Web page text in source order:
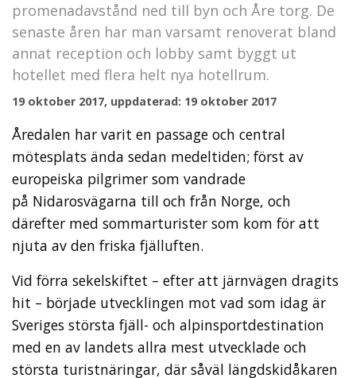
promenadavstånd ned till byn och Åre torg. De
senaste åren har man varsamt renoverat bland
annat reception och lobby samt byggt ut
hotellet med flera helt nya hotellrum.
19 oktober 2017, uppdaterad: 19 oktober 2017
Åredalen har varit en passage och central
mötesplats ända sedan medeltiden; först av
europeiska pilgrimer som vandrade
på Nidarosvägarna till och från Norge, och
därefter med sommarturister som kom för att
njuta av den friska fjälluften.
Vid förra sekelskiftet – efter att järnvägen dragits
hit – började utvecklingen mot vad som idag är
Sveriges största fjäll- och alpinsportdestination
med en av landets allra mest utvecklade och
största turistnäringar, där såväl längdskidåkaren